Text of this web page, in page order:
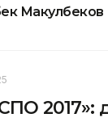
Макулбеков
2017»: